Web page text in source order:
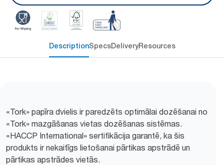
DescriptionSpecsDeliveryResources
«Tork» papīra dvielis ir paredzēts optimālai dozēšanai no
«Tork» mazgāšanas vietas dozēšanas sistēmas.
«HACCP International» sertifikācija garantē, ka šis
produkts ir nekaitīgs lietošanai pārtikas apstrādē un
pārtikas apstrādes vietās.